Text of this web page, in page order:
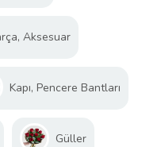
Aksesuar
Kapı, Pencere Bantları
Güller